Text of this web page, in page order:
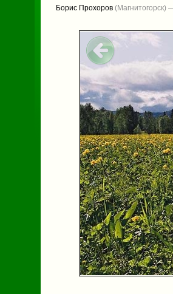
Борис Прохоров (Магнитогорск)